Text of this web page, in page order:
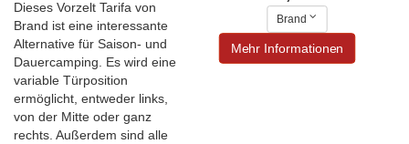
Dieses Vorzelt Tarifa von
Brand ist eine interessante
Alternative für Saison- und
Dauercamping. Es wird eine
variable Türposition
ermöglicht, entweder links,
von der Mitte oder ganz
rechts. Außerdem sind alle
Brand
Mehr Informationen